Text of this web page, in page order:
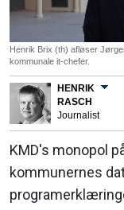
Henrik Brix (th) afløser
kommunale it-chefer.
HENRIK
RASCH
Journalist
KMD's monopol
kommunernes